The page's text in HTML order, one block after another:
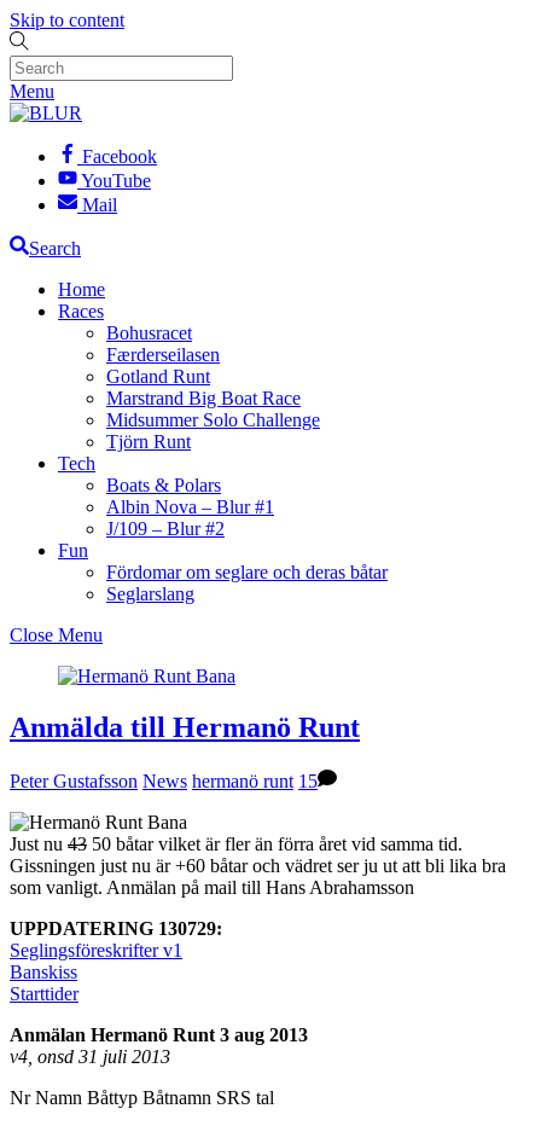
Skip to content
Menu
Facebook
YouTube
Mail
Search
Home
Races
Bohusracet
Færderseilasen
Gotland Runt
Marstrand Big Boat Race
Midsummer Solo Challenge
Tjörn Runt
Tech
Boats & Polars
Albin Nova – Blur #1
J/109 – Blur #2
Fun
Fördomar om seglare och deras båtar
Seglarslang
Close Menu
Anmälda till Hermanö Runt
Peter Gustafsson News hermanö runt 15
Just nu 43 50 båtar vilket är fler än förra året vid samma tid.
Gissningen just nu är +60 båtar och vädret ser ju ut att bli lika bra
som vanligt. Anmälan på mail till Hans Abrahamsson
UPPDATERING 130729:
Seglingsföreskrifter v1
Banskiss
Starttider
Anmälan Hermanö Runt 3 aug 2013
v4, onsd 31 juli 2013
Nr Namn Båttyp Båtnamn SRS tal